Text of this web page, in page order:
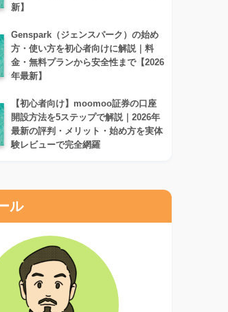
新】
Genspark（ジェンスパーク）の始め
方・使い方を初心者向けに解説｜料
金・無料プランから安全性まで【2026
年最新】
【初心者向け】moomoo証券の口座
開設方法を5ステップで解説｜2026年
最新の評判・メリット・始め方を実体
験レビューで完全網羅
ル